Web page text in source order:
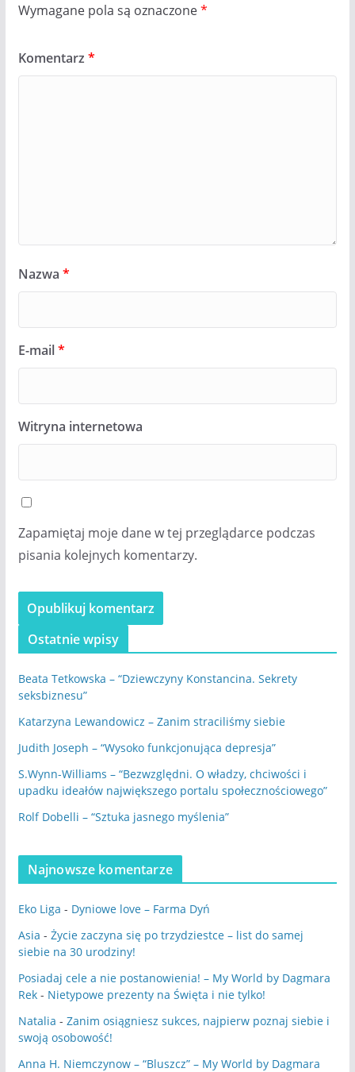
Wymagane pola są oznaczone*
Komentarz *
Nazwa *
E-mail*
Witryna internetowa
Zapamiętaj moje dane w tej przeglądarce podczas
pisania kolejnych komentarzy.
Ostatnie wpisy
Beata Tetkowska – “Dziewczyny Konstancina. Sekrety
seksbiznesu”
Katarzyna Lewandowicz – Zanim straciliśmy siebie
Judith Joseph – “Wysoko funkcjonująca depresja”
S.Wynn-Williams – “Bezwzględni. O władzy, chciwości i
upadku ideałów największego portalu społecznościowego”
Rolf Dobelli – “Sztuka jasnego myślenia”
Najnowsze komentarze
Eko Liga - Dyniowe love – Farma Dyń
Asia - Życie zaczyna się po trzydziestce – list do samej
siebie na 30 urodziny!
Posiadaj cele a nie postanowienia! – My World by Dagmara
Rek- Nietypowe prezenty na Święta i nie tylko!
Natalia - Zanim osiągniesz sukces, najpierw poznaj siebie i
swoją osobowość!
Anna H. Niemczynow – “Bluszcz” – My World by Dagmara